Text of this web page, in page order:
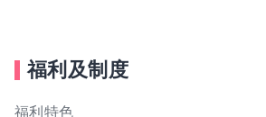
福利及制度
福利特色